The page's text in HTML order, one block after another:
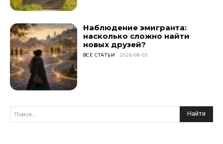
Наблюдение эмигранта:
насколько сложно найти
новых друзей?
ВСЕ СТАТЬИ 2026-08-05
Поиск... Найти